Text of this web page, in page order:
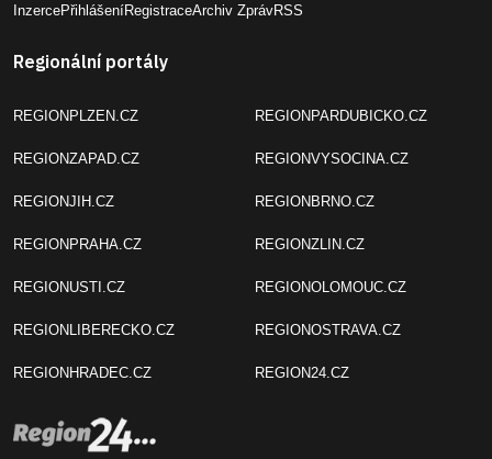
InzercePřihlášeníRegistraceArchiv ZprávRSS
Regionální portály
REGIONPLZEN.CZ
REGIONZAPAD.CZ
REGIONJIH.CZ
REGIONPRAHA.CZ
REGIONUSTI.CZ
REGIONLIBERECKO.CZ
REGIONHRADEC.CZ
REGIONPARDUBICKO.CZ
REGIONVYSOCINA.CZ
REGIONBRNO.CZ
REGIONZLIN.CZ
REGIONOLOMOUC.CZ
REGIONOSTRAVA.CZ
REGION24.CZ